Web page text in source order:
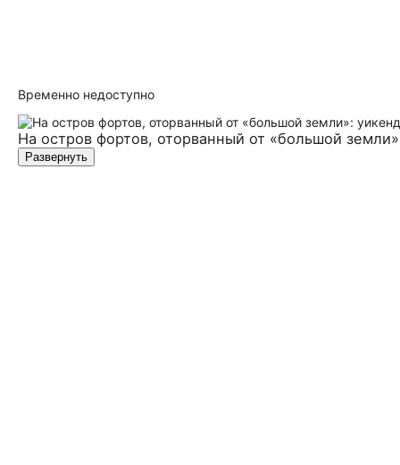
Временно недоступно
На остров фортов, оторванный от «большой
Развернуть